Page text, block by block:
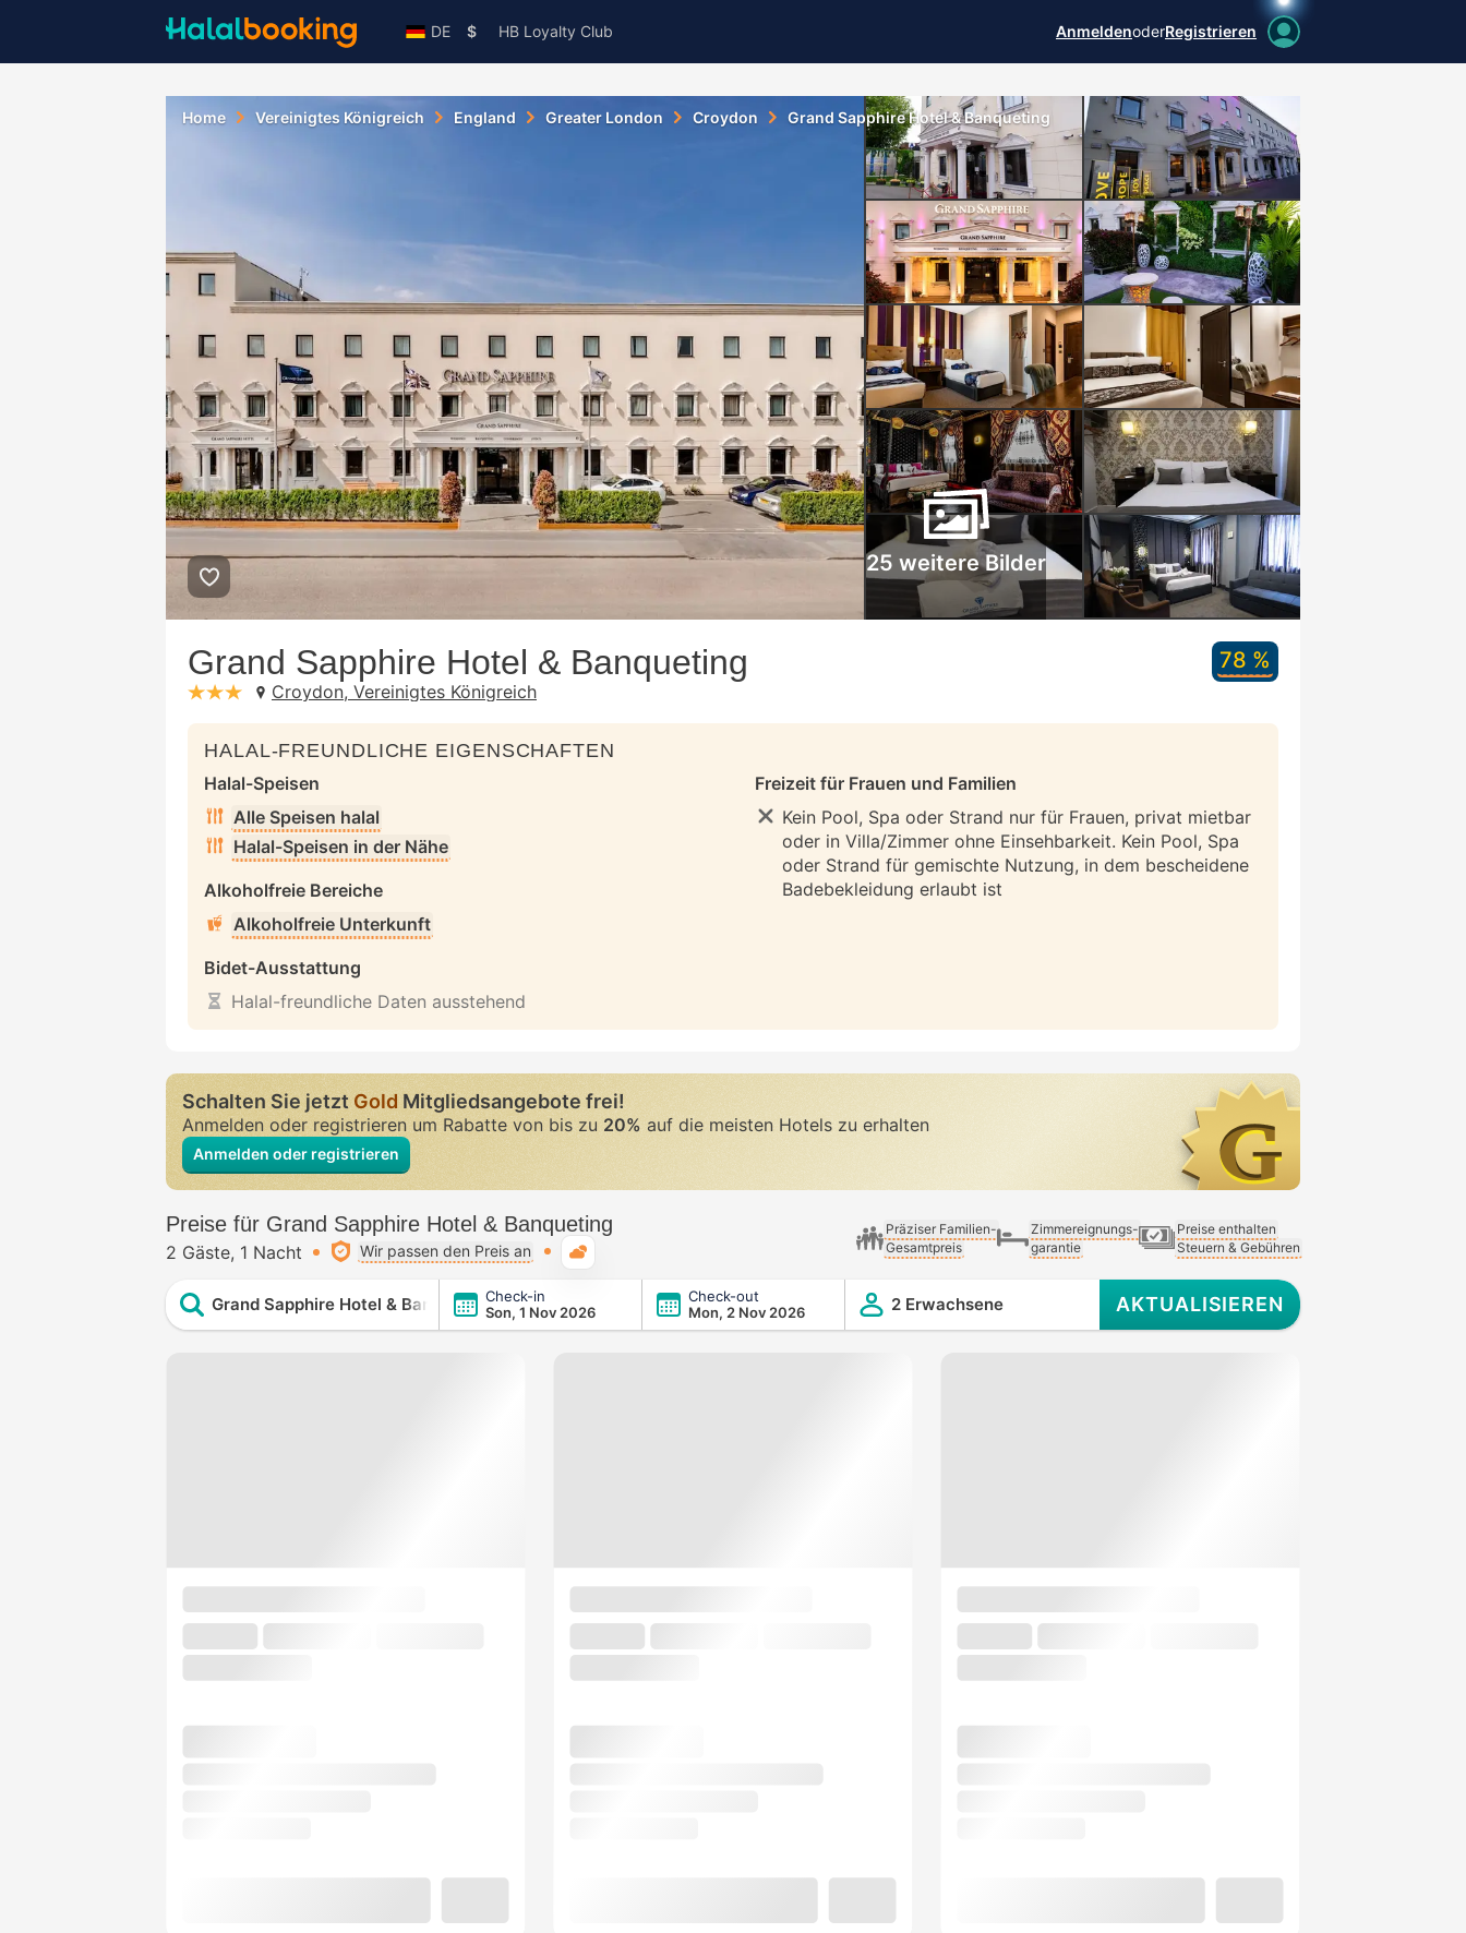
DE $ HB Loyalty Club AnmeldenoderRegistrieren
Home Vereinigtes Königreich England Greater London Croydon Grand Sapphire Hotel & Banqueting
25 weitere Bilder
Grand Sapphire Hotel & Banqueting
stars: 3Croydon, Vereinigtes Königreich
78 %
HALAL-FREUNDLICHE EIGENSCHAFTEN
Halal-Speisen
Alle Speisen halal
Halal-Speisen in der Nähe
Alkoholfreie Bereiche
Alkoholfreie Unterkunft
Bidet-Ausstattung
Halal-freundliche Daten ausstehend
Freizeit für Frauen und Familien
Kein Pool, Spa oder Strand nur für Frauen, privat mietbar
oder in Villa/Zimmer ohne Einsehbarkeit. Kein Pool, Spa
oder Strand für gemischte Nutzung, in dem bescheidene
Badebekleidung erlaubt ist
Schalten Sie jetztGoldMitgliedsangebote frei!
Anmelden oder registrieren um Rabatte von bis zu 20%auf die meisten Hotels zu erhalten
Anmelden oder registrieren
Preise für Grand Sapphire Hotel & Banqueting
2 Gäste 1 Nacht Wir passen den Preis an
Präziser Familien-
Gesamtpreis
Zimmereignungs-
garantie
Preise enthalten
Steuern & Gebühren
Grand Sapphire Hotel & BanquetingCheck-in
Son, 1 Nov 2026
Check-out
Mon, 2 Nov 2026
2 Erwachsene AKTUALISIEREN